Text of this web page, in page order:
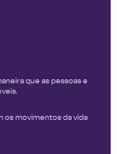
que as pessoas e
os movimentos da vida